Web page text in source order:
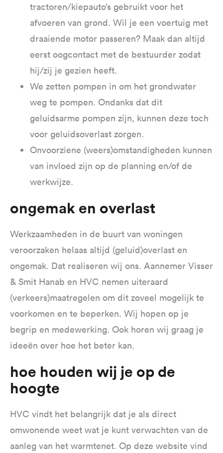
tractoren/kiepauto’s gebruikt voor het
afvoeren van grond. Wil je een voertuig met
draaiende motor passeren? Maak dan altijd
eerst oogcontact met de bestuurder zodat
hij/zij je gezien heeft.
We zetten pompen in om het grondwater
weg te pompen. Ondanks dat dit
geluidsarme pompen zijn, kunnen deze toch
voor geluidsoverlast zorgen.
Onvoorziene (weers)omstandigheden kunnen
van invloed zijn op de planning en/of de
werkwijze.
Ongemak en overlast
Werkzaamheden in de buurt van woningen
veroorzaken helaas altijd (geluid)overlast en
ongemak. Dat realiseren wij ons. Aannemer Visser
& Smit Hanab en HVC nemen uiteraard
(verkeers)maatregelen om dit zoveel mogelijk te
voorkomen en te beperken. Wij hopen op je
begrip en medewerking. Ook horen wij graag je
ideeën over hoe het beter kan.
Hoe houden wij je op de
hoogte
HVC vindt het belangrijk dat je als direct
omwonende weet wat je kunt verwachten van de
aanleg van het warmtenet. Op deze website vind